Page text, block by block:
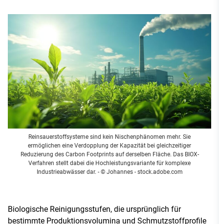
Reinsauerstoffsysteme sind kein Nischenphänomen mehr. Sie
ermöglichen eine Verdopplung der Kapazität bei gleichzeitiger
Reduzierung des Carbon Footprints auf derselben Fläche. Das BIOX-
Verfahren stellt dabei die Hochleistungsvariante für komplexe
Industrieabwässer dar. - © Johannes - stock.adobe.com
Biologische Reinigungsstufen, die ursprünglich für
bestimmte Produktionsvolumina und Schmutzstoffprofile